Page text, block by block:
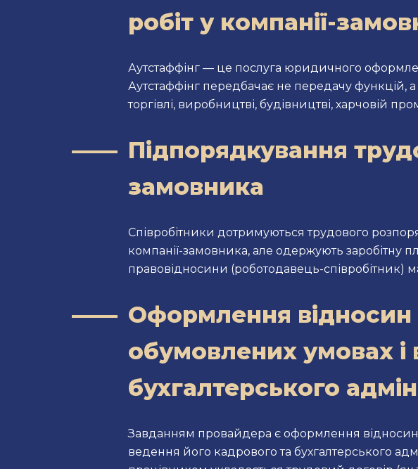
робіт у компанії-
Аутстаффінг — це послуга юридичного
Аутстаффінг передбачає не передачу функцій, а
торгівлі, виробництві, будівництві, харчовій
Підпорядкування
замовника
Співробітники дотримуються трудового
компанії-замовника, але одержують заробітну
правовідносини (роботодавець-співробітник)
Оформлення відносин
обумовлених умовах і
бухгалтерського
Завданням провайдера є оформлення відносин
ведення його кадрового та бухгалтерського